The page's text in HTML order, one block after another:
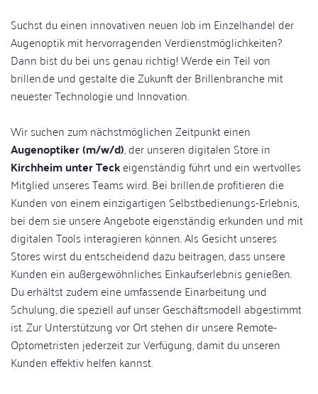
Suchst du einen innovativen neuen Job im Einzelhandel der
Augenoptik mit hervorragenden Verdienstmöglichkeiten?
Dann bist du bei uns genau richtig! Werde ein Teil von
brillen.de und gestalte die Zukunft der Brillenbranche mit
neuester Technologie und Innovation.
Wir suchen zum nächstmöglichen Zeitpunkt einen
Augenoptiker (m/w/d), der unseren digitalen Store in
Kirchheim unter Teckeigenständig führt und ein wertvolles
Mitglied unseres Teams wird. Bei brillen.de profitieren die
Kunden von einem einzigartigen Selbstbedienungs-Erlebnis,
bei dem sie unsere Angebote eigenständig erkunden und mit
digitalen Tools interagieren können. Als Gesicht unseres
Stores wirst du entscheidend dazu beitragen, dass unsere
Kunden ein außergewöhnliches Einkaufserlebnis genießen.
Du erhältst zudem eine umfassende Einarbeitung und
Schulung, die speziell auf unser Geschäftsmodell abgestimmt
ist. Zur Unterstützung vor Ort stehen dir unsere Remote-
Optometristen jederzeit zur Verfügung, damit du unseren
Kunden effektiv helfen kannst.